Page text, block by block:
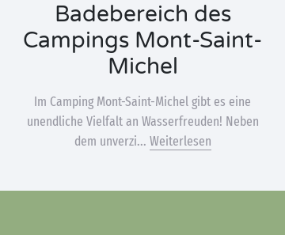
Badebereich des
Campings Mont-Saint-
Michel
Im Camping Mont-Saint-Michel gibt es eine
unendliche Vielfalt an Wasserfreuden! Neben
dem unverzi... Weiterlesen